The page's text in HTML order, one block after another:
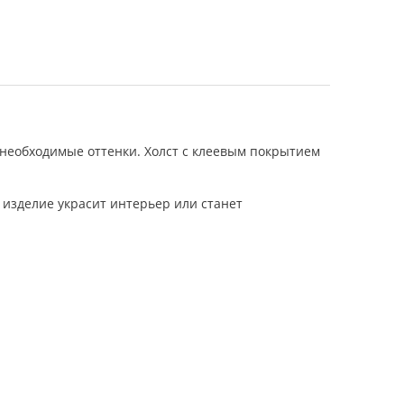
оттенки. Холст с клеевым покрытием
украсит интерьер или станет